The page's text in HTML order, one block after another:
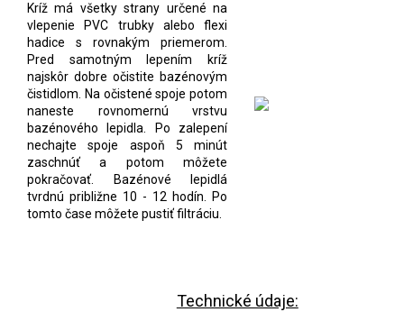
Kríž má všetky strany určené na
vlepenie PVC trubky alebo flexi
hadice s rovnakým priemerom.
Pred samotným lepením kríž
najskôr dobre očistite bazénovým
čistidlom. Na očistené spoje potom
naneste rovnomernú vrstvu
bazénového lepidla. Po zalepení
nechajte spoje aspoň 5 minút
zaschnúť a potom môžete
pokračovať. Bazénové lepidlá
tvrdnú približne 10 - 12 hodín. Po
tomto čase môžete pustiť filtráciu.
Technické údaje: